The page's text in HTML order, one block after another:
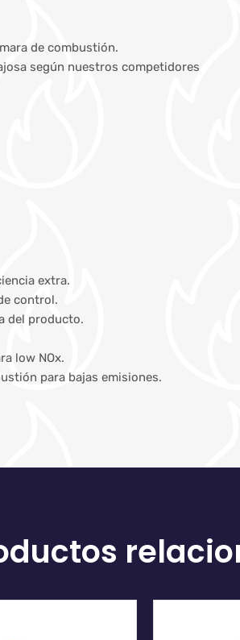
de combustión.
según nuestros competidores
extra.
control.
del producto.
low NOx.
para bajas emisiones.